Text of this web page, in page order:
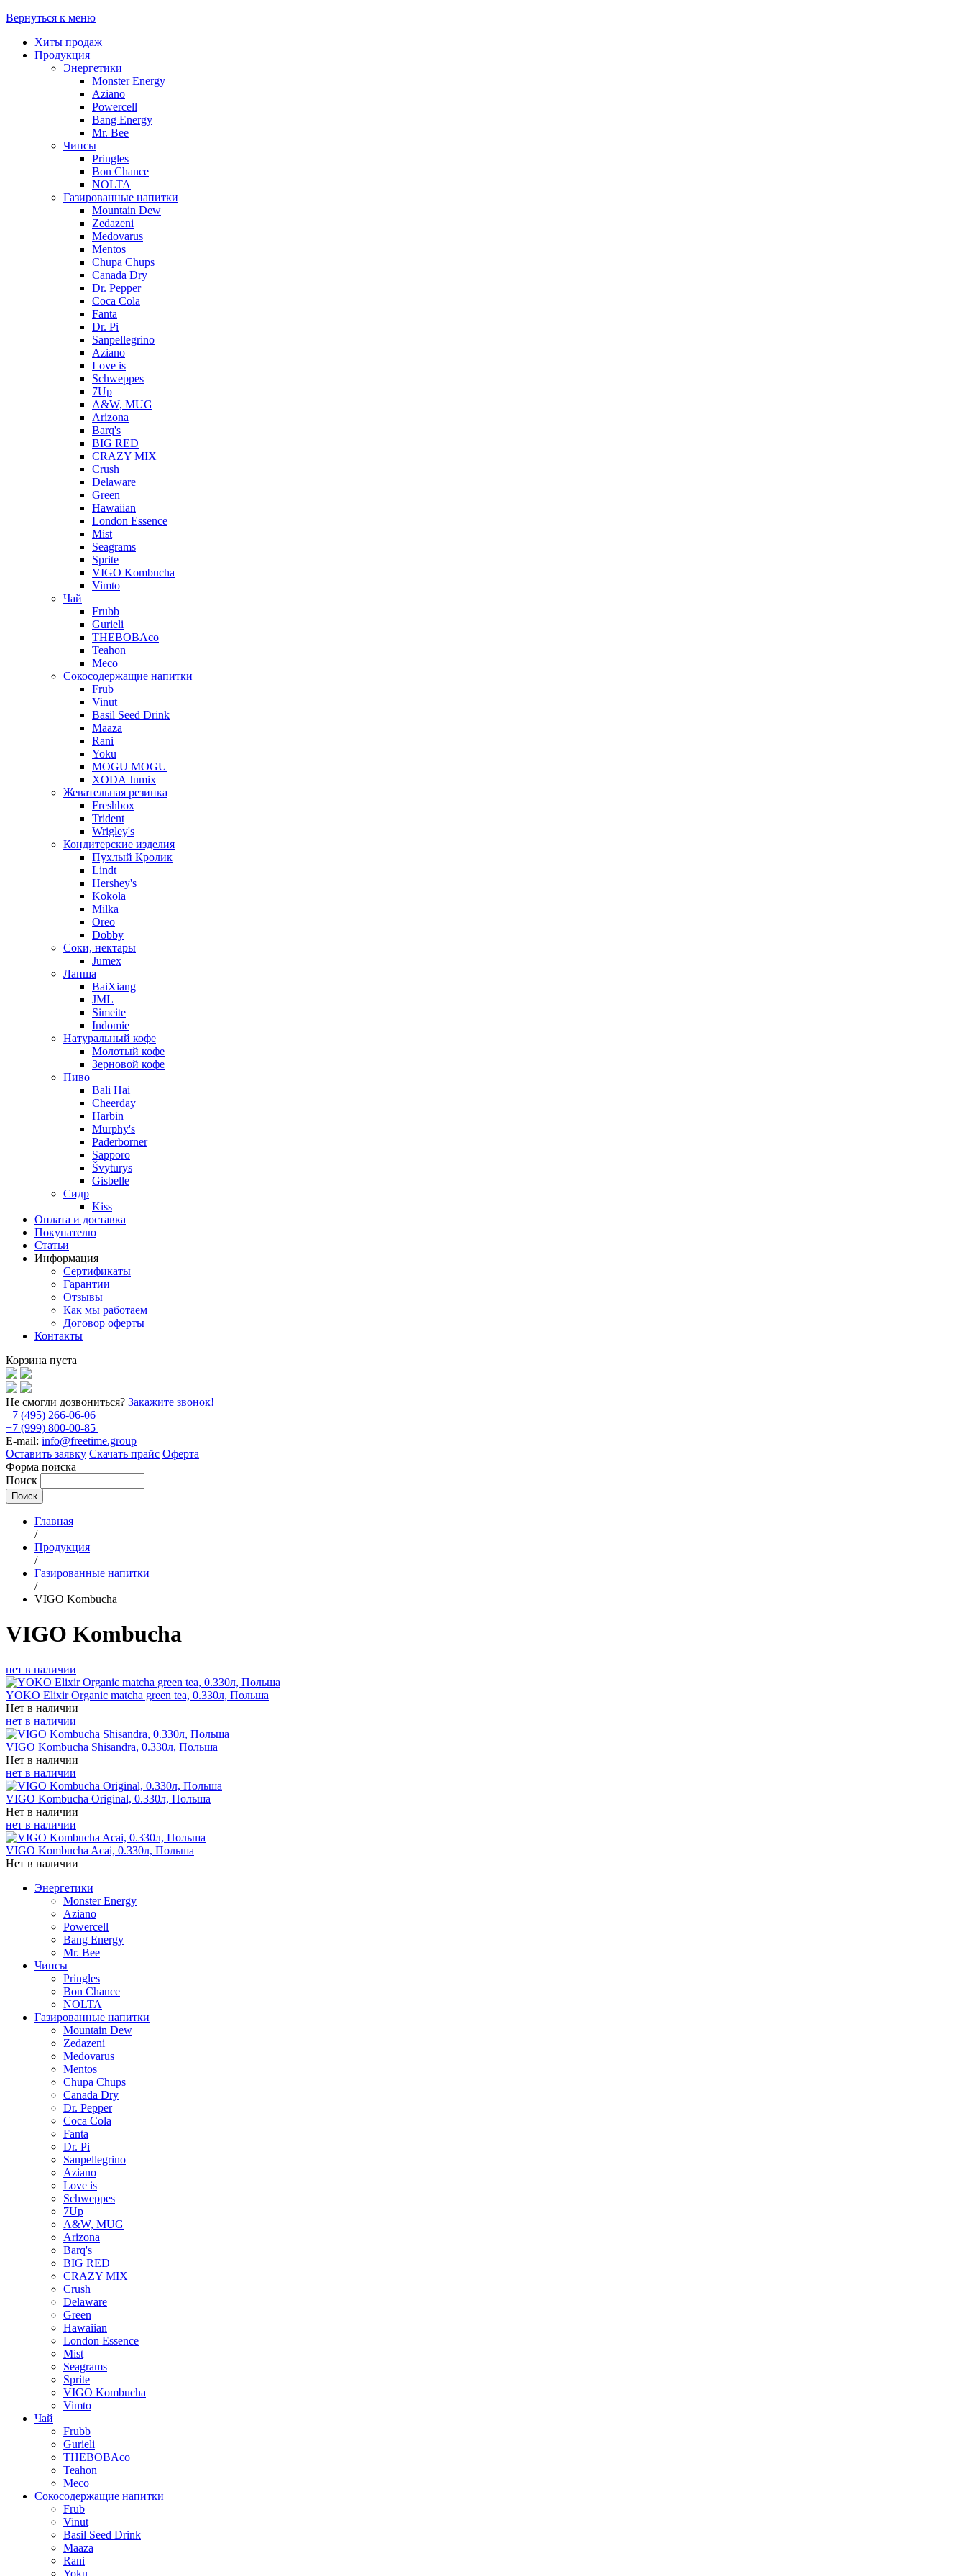
Вернуться к меню
Хиты продаж
Продукция
Энергетики
Monster Energy
Aziano
Powercell
Bang Energy
Mr. Bee
Чипсы
Pringles
Bon Chance
NOLTA
Газированные напитки
Mountain Dew
Zedazeni
Medovarus
Mentos
Chupa Chups
Canada Dry
Dr. Pepper
Coca Cola
Fanta
Dr. Pi
Sanpellegrino
Aziano
Love is
Schweppes
7Up
A&W, MUG
Arizona
Barq's
BIG RED
CRAZY MIX
Crush
Delaware
Green
Hawaiian
London Essence
Mist
Seagrams
Sprite
VIGO Kombucha
Vimto
Чай
Frubb
Gurieli
THEBOBAco
Teahon
Meco
Сокосодержащие напитки
Frub
Vinut
Basil Seed Drink
Maaza
Rani
Yoku
MOGU MOGU
XODA Jumix
Жевательная резинка
Freshbox
Trident
Wrigley's
Кондитерские изделия
Пухлый Кролик
Lindt
Hershey's
Kokola
Milka
Oreo
Dobby
Соки, нектары
Jumex
Лапша
BaiXiang
JML
Simeite
Indomie
Натуральный кофе
Молотый кофе
Зерновой кофе
Пиво
Bali Hai
Cheerday
Harbin
Murphy's
Paderborner
Sapporo
Švyturys
Gisbelle
Сидр
Kiss
Оплата и доставка
Покупателю
Статьи
Информация
Сертификаты
Гарантии
Отзывы
Как мы работаем
Договор оферты
Контакты
Корзина пуста
Не смогли дозвониться? Закажите звонок!
+7 (495) 266-06-06
+7 (999) 800-00-85
E-mail: info@freetime.group
Оставить заявку Скачать прайс Оферта
Форма поиска
Поиск
Главная
/
Продукция
/
Газированные напитки
/
VIGO Kombucha
VIGO Kombucha
нет в наличии
YOKO Elixir Organic matcha green tea, 0.330л, Польша
Нет в наличии
нет в наличии
VIGO Kombucha Shisandra, 0.330л, Польша
Нет в наличии
нет в наличии
VIGO Kombucha Original, 0.330л, Польша
Нет в наличии
нет в наличии
VIGO Kombucha Acai, 0.330л, Польша
Нет в наличии
Энергетики
Monster Energy
Aziano
Powercell
Bang Energy
Mr. Bee
Чипсы
Pringles
Bon Chance
NOLTA
Газированные напитки
Mountain Dew
Zedazeni
Medovarus
Mentos
Chupa Chups
Canada Dry
Dr. Pepper
Coca Cola
Fanta
Dr. Pi
Sanpellegrino
Aziano
Love is
Schweppes
7Up
A&W, MUG
Arizona
Barq's
BIG RED
CRAZY MIX
Crush
Delaware
Green
Hawaiian
London Essence
Mist
Seagrams
Sprite
VIGO Kombucha
Vimto
Чай
Frubb
Gurieli
THEBOBAco
Teahon
Meco
Сокосодержащие напитки
Frub
Vinut
Basil Seed Drink
Maaza
Rani
Yoku